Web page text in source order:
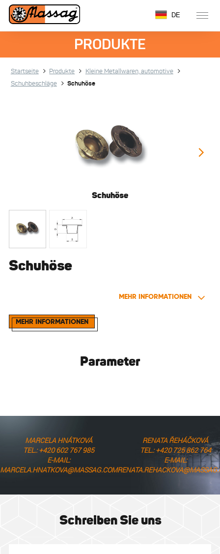
DE
PRODUKTE
Startseite Produkte
Kleine Metallwaren, automotive
Schuhbeschläge
Schuhöse
Schuhöse
Schuhöse
MEHR INFORMATIONEN
MEHR INFORMATIONEN
Parameter
MARCELA HNÁTKOVÁ
TEL.: +420 602 767 985
E-MAIL:
MARCELA.HNATKOVA@MASSAG.COM
RENATA ŘEHÁČKOVÁ
TEL.: +420 725 862 764
E-MAIL:
Schreiben Sie uns